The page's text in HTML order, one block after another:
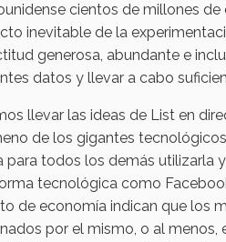
cientos de millones de
inevitable de la
generosa, abundante e
datos y llevar a cabo
llevar las ideas de List en
de los gigantes
para todos los demás utilizarla
tecnológica como
de economía indican que los
por el mismo, o al